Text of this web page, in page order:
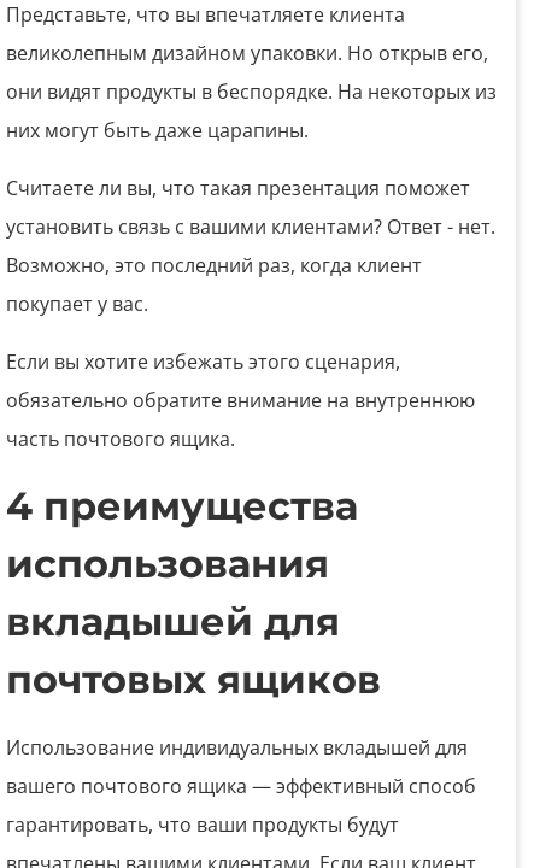
Представьте, что вы впечатляете клиента
великолепным дизайном упаковки. Но открыв его,
они видят продукты в беспорядке. На некоторых из
них могут быть даже царапины.
Считаете ли вы, что такая презентация поможет
установить связь с вашими клиентами? Ответ - нет.
Возможно, это последний раз, когда клиент
покупает у вас.
Если вы хотите избежать этого сценария,
обязательно обратите внимание на внутреннюю
часть почтового ящика.
4 преимущества
использования
вкладышей для
почтовых ящиков
Использование индивидуальных вкладышей для
вашего почтового ящика — эффективный способ
гарантировать, что ваши продукты будут